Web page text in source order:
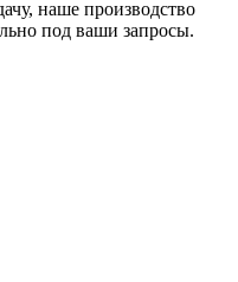
наше производство
под ваши запросы.